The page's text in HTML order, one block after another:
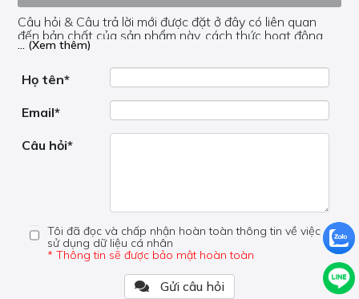
Câu hỏi & Câu trả lời mới được đặt ở đây có liên quan
đến bản chất của sản phẩm này, cách thức hoạt động,
nơi hoạt động, liệu nó có hữu ích không, v.v.
câu hỏi của bạn ở đây mà bên trong trang đó.
... (Xem thêm)
Họ tên*
Email*
Câu hỏi*
Tôi đã đọc và chấp nhận hoàn toàn thông tin về việc
sử dụng dữ liệu cá nhân
* Thông tin sẽ được bảo mật hoàn toàn
Gửi câu hỏi